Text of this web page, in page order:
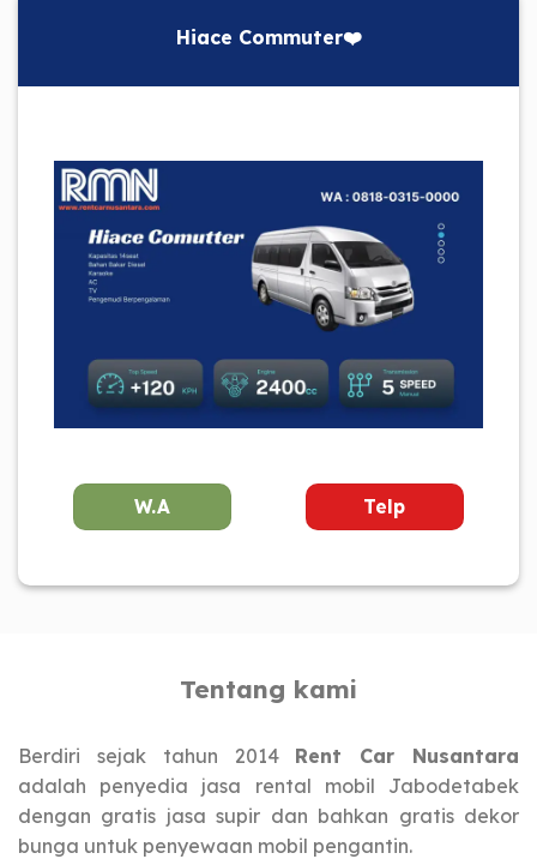
Hiace Commuter❤️
W.A Telp
Tentang kami
Berdiri sejak tahun 2014 Rent Car Nusantara
adalah penyedia jasa rental mobil Jabodetabek
dengan gratis jasa supir dan bahkan gratis dekor
bunga untuk penyewaan mobil pengantin.